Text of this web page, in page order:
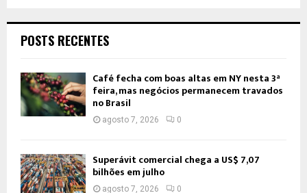
POSTS RECENTES
Café fecha com boas altas em NY nesta 3ª
feira, mas negócios permanecem travados
no Brasil
agosto 7, 2026 0
Superávit comercial chega a US$ 7,07
bilhões em julho
agosto 7, 2026 0